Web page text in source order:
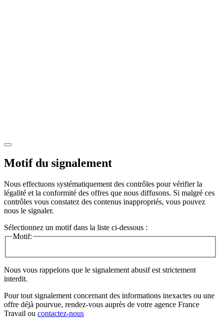
Motif du signalement
Nous effectuons systématiquement des contrôles pour vérifier la
légalité et la conformité des offres que nous diffusons. Si malgré ces
contrôles vous constatez des contenus inappropriés, vous pouvez
nous le signaler.
Sélectionnez un motif dans la liste ci-dessous :
Motif:
Nous vous rappelons que le signalement abusif est strictement
interdit.
Pour tout signalement concernant des informations inexactes ou une
offre déjà pourvue, rendez-vous auprès de votre agence France
Travail ou contactez-nous